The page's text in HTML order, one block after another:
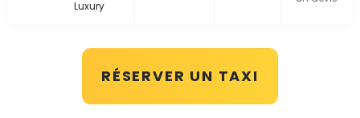
Luxury
RÉSERVER UN TAXI